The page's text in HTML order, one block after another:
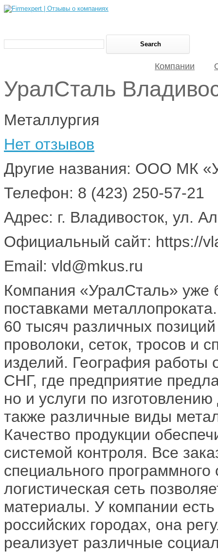
Компании
УралСталь
Металлургия
Нет отзывов
Другие названия: ООО МК
Телефон: 8 (423) 250-57-21
Адрес: г. Владивосток, ул.
Официальный сайт: https://
Email: vld@mkus.ru
Компания «УралСталь» уже
поставками
60 тысяч различных
проволоки, сеток, тросов и
изделий. География работы
СНГ, где предприятие
но и услуги по
также различные виды
Качество продукции
системой контроля. Все
специального
логистическая сеть
материалы. У компании есть
российских городах, она
реализует различные